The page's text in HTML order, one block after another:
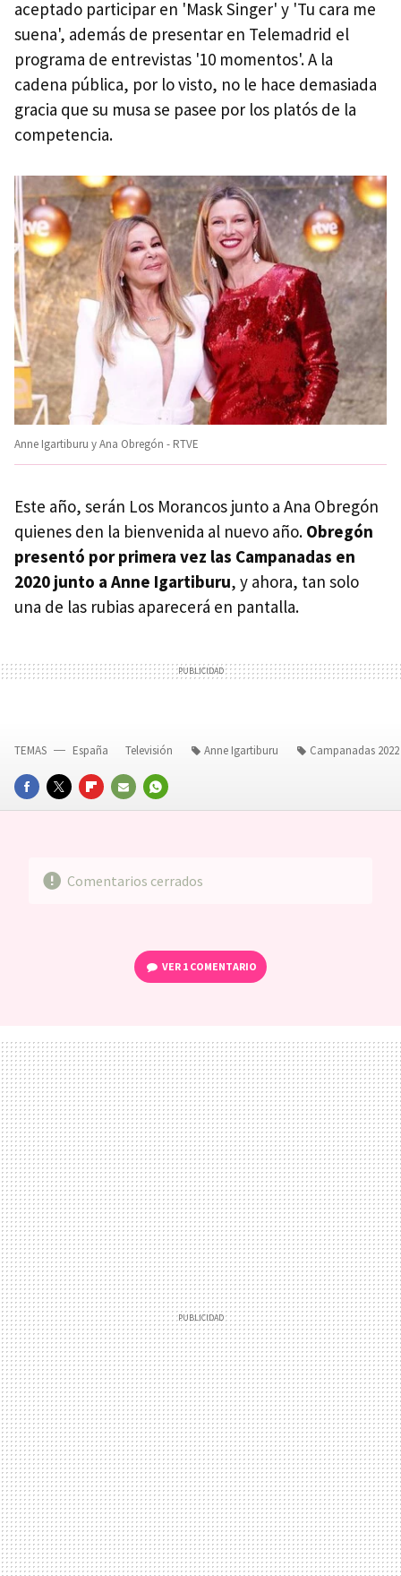
aceptado participar en 'Mask Singer' y 'Tu cara me
suena', además de presentar en Telemadrid el
programa de entrevistas '10 momentos'. A la
cadena pública, por lo visto, no le hace demasiada
gracia que su musa se pasee por los platós de la
competencia.
Anne Igartiburu y Ana Obregón - RTVE
Este año, serán Los Morancos junto a Ana Obregón
quienes den la bienvenida al nuevo año. Obregón
presentó por primera vez las Campanadas en
2020 junto a Anne Igartiburu, y ahora, tan solo
una de las rubias aparecerá en pantalla.
FACEBOOKTWITTERFLIPBOARD
E-
WHATSAPP
TEMAS España Televisión Anne Igartiburu Campanadas 2022
Comentarios cerrados
VER 1 COMENTARIO